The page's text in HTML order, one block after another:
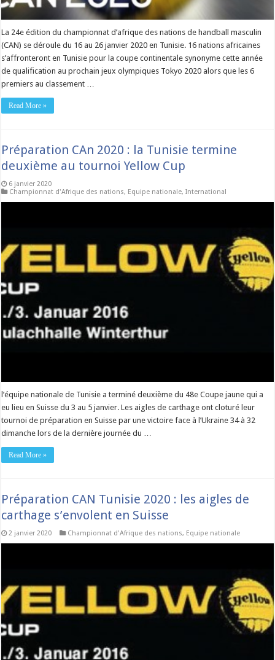
La 24e édition du championnat d’afrique des nations de handball masculin
(CAN) se déroule du 16 au 26 janvier 2020 en Tunisie. 16 nations africaines
s’affronteront en Tunisie pour la coupe continentale synonyme cette année
de qualification au prochain jeux olympiques Tokyo 2020 alors que les 6
premiers au classement …
Read More »
Préparation CAn 2020 : la Tunisie termine
deuxième au tournoi Yellow Cup
6 janvier 2020
Championnat d'Afrique des nations, Equipe nationale,International
l’équipe nationale de Tunisie a terminé deuxième du 48e Coupe jaune qui a
eu lieu en Suisse du 3 au 5 janvier. Les aigles de carthage ont cloturé leur
tournoi de préparation en Suisse par une victoire face à l’Ukraine 34 à 32
dimanche lors de la dernière journée du …
Read More »
Préparation CAN Tunisie 2020 : les aigles de
carthage s’envolent en Suisse
2 janvier 2020 Championnat d'Afrique des nations, Equipe nationale